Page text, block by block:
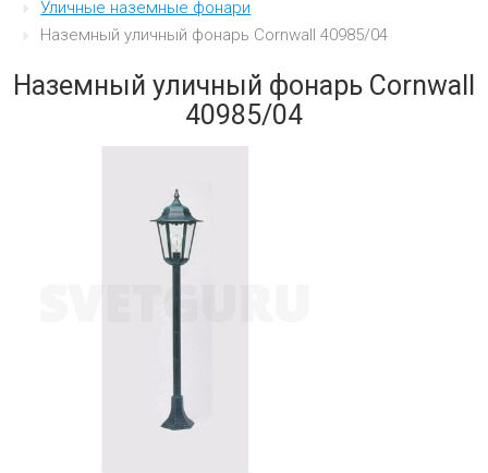
Бра
Интерьерные
Уличные
Распродажа
Уличные наземные фонари
Наземный уличный фонарь Cornwall 40985/04
Наземный уличный фонарь Cornwall
40985/04